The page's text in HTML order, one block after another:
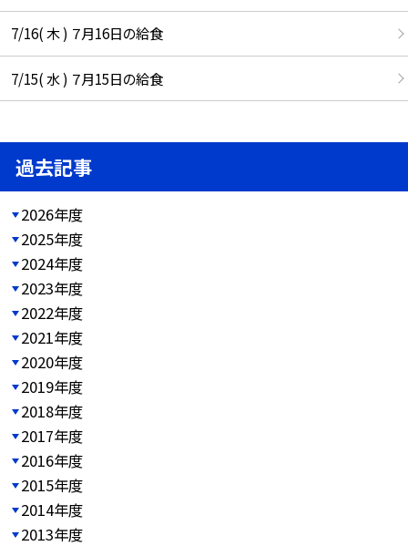
7/16( 木 ) ７月16日の給食
7/15( 水 ) ７月15日の給食
過去記事
2026年度
2025年度
2024年度
2023年度
2022年度
2021年度
2020年度
2019年度
2018年度
2017年度
2016年度
2015年度
2014年度
2013年度